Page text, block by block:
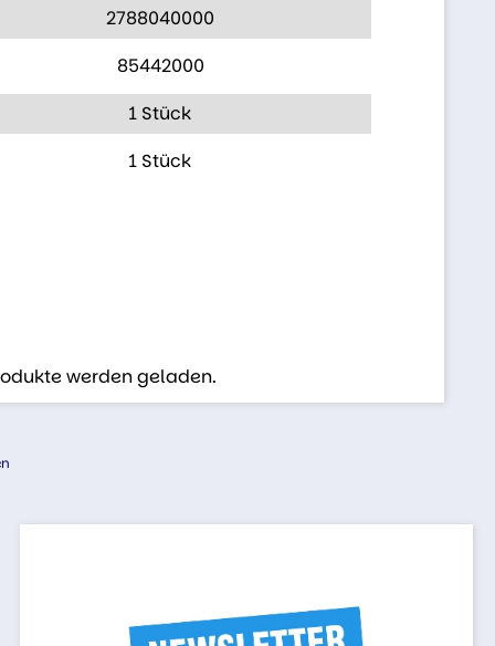
2788040000
85442000
1 Stück
1 Stück
werden geladen.